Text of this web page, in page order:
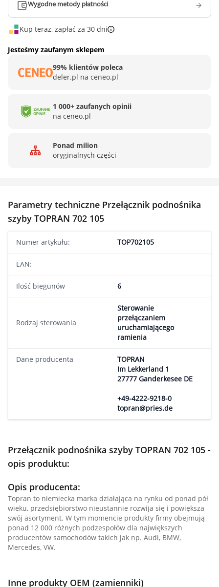
Wygodne metody płatności
Kup teraz, zapłać za 30 dni
Jesteśmy zaufanym sklepem
99% klientów poleca
deler.pl na ceneo.pl
1 000+ zaufanych opinii
na ceneo.pl
Ponad milion
oryginalnych części
Parametry techniczne Przełącznik podnośnika
szyby TOPRAN 702 105
Numer artykułu: TOP702105
EAN:
Ilość biegunów 6
Rodzaj sterowania
Sterowanie
przełączaniem
uruchamiającego
ramienia
Dane producenta
TOPRAN
Im Lekkerland 1
27777 Ganderkesee DE
+49-4222-9218-0
topran@pries.de
Przełącznik podnośnika szyby TOPRAN 702 105 -
opis produktu:
Opis producenta:
Topran to niemiecka marka działająca na rynku od ponad pół
wieku, przedsiębiorstwo nieustannie rozwija się i powiększa
swój asortyment. W tym momencie produkty firmy obejmują
ponad 12 000 różnych podzespołów dla największych
producentów samochodów takich jak np. Audi, BMW,
Mercedes, VW.
Inne produkty OEM (zamienniki)